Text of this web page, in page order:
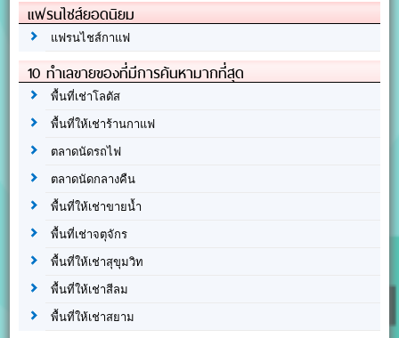
แฟรนไชส์ยอดนิยม
แฟรนไชส์กาแฟ
10 ทำเลขายของที่มีการค้นหามากที่สุด
พื้นที่เช่าโลตัส
พื้นที่ให้เช่าร้านกาแฟ
ตลาดนัดรถไฟ
ตลาดนัดกลางคืน
พื้นที่ให้เช่าขายน้ำ
พื้นที่เช่าจตุจักร
พื้นที่ให้เช่าสุขุมวิท
พื้นที่ให้เช่าสีลม
พื้นที่ให้เช่าสยาม